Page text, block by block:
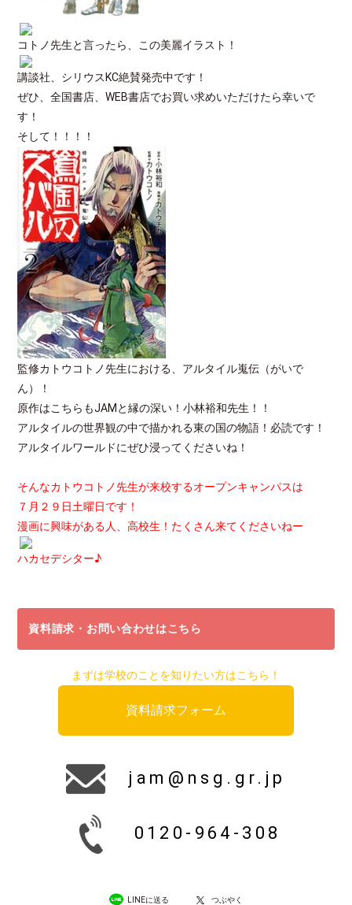
コトノ先生と言ったら、この美麗イラスト！
講談社、シリウスKC絶賛発売中です！
ぜひ、全国書店、WEB書店でお買い求めいただけたら幸いで
す！
そして！！！！
監修カトウコトノ先生における、アルタイル嵬伝（がいで
ん）！
原作はこちらもJAMと縁の深い！小林裕和先生！！
アルタイルの世界観の中で描かれる東の国の物語！必読です！
アルタイルワールドにぜひ浸ってくださいね！
そんなカトウコトノ先生が来校するオープンキャンパスは
７月２９日土曜日です！
漫画に興味がある人、高校生！たくさん来てくださいねー
ハカセデシター♪
資料請求・お問い合わせはこちら
まずは学校のことを知りたい方はこちら！
資料請求フォーム
jam@nsg.gr.jp
0120-964-308
LINEに送る つぶやく